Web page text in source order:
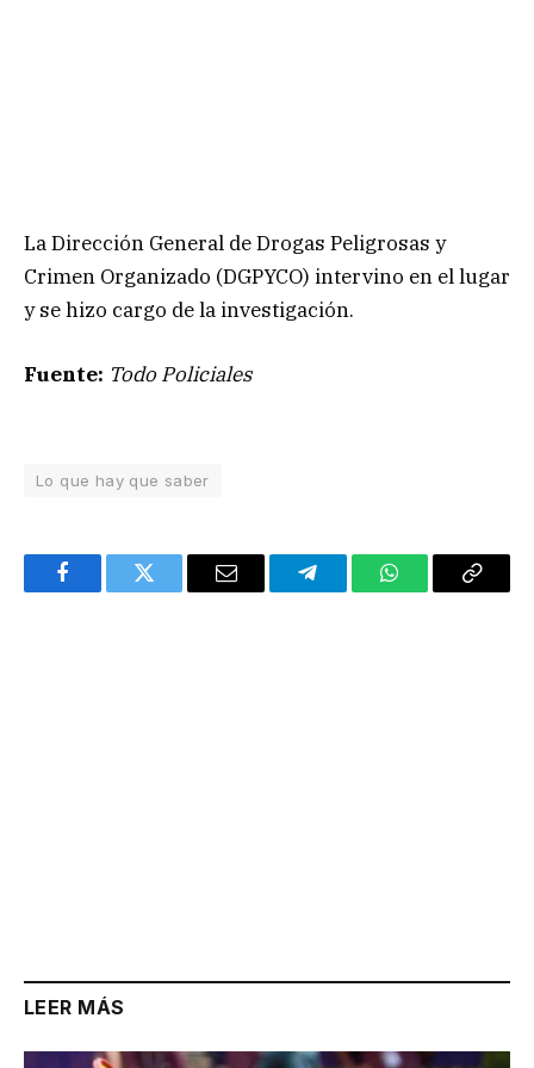
La Dirección General de Drogas Peligrosas y
Crimen Organizado (DGPYCO) intervino en el lugar
y se hizo cargo de la investigación.
Fuente: Todo Policiales
Lo que hay que saber
FacebookTwitter Email TelegramWhatsAppCopy
LEER MÁS